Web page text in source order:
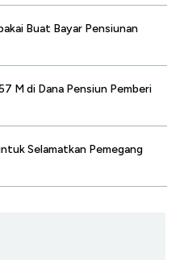
Buat Bayar Pensiunan
M di Dana Pensiun Pemberi
Selamatkan Pemegang